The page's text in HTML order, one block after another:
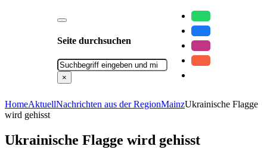
Seite durchsuchen
Suchen
×
HomeAktuellNachrichten aus der RegionMainzUkrainische Flagge
wird gehisst
Ukrainische Flagge wird gehisst